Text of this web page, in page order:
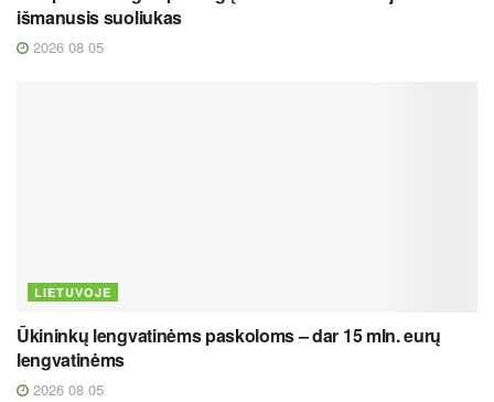
išmanusis suoliukas
2026 08 05
LIETUVOJE
Ūkininkų lengvatinėms paskoloms – dar 15 mln. eurų
lengvatinėms
2026 08 05